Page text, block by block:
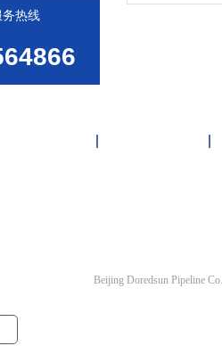
热线
Beijing Doredsun Pipeline